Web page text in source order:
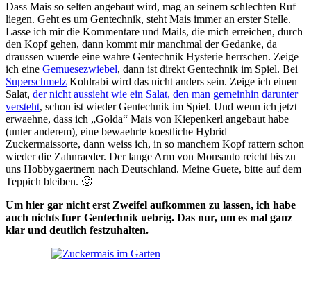
Dass Mais so selten angebaut wird, mag an seinem schlechten Ruf
liegen. Geht es um Gentechnik, steht Mais immer an erster Stelle.
Lasse ich mir die Kommentare und Mails, die mich erreichen, durch
den Kopf gehen, dann kommt mir manchmal der Gedanke, da
draussen wuerde eine wahre Gentechnik Hysterie herrschen. Zeige
ich eine Gemuesezwiebel, dann ist direkt Gentechnik im Spiel. Bei
Superschmelz Kohlrabi wird das nicht anders sein. Zeige ich einen
Salat, der nicht aussieht wie ein Salat, den man gemeinhin darunter
versteht, schon ist wieder Gentechnik im Spiel. Und wenn ich jetzt
erwaehne, dass ich „Golda“ Mais von Kiepenkerl angebaut habe
(unter anderem), eine bewaehrte koestliche Hybrid –
Zuckermaissorte, dann weiss ich, in so manchem Kopf rattern schon
wieder die Zahnraeder. Der lange Arm von Monsanto reicht bis zu
uns Hobbygaertnern nach Deutschland. Meine Guete, bitte auf dem
Teppich bleiben. 🙂
Um hier gar nicht erst Zweifel aufkommen zu lassen, ich habe
auch nichts fuer Gentechnik uebrig. Das nur, um es mal ganz
klar und deutlich festzuhalten.